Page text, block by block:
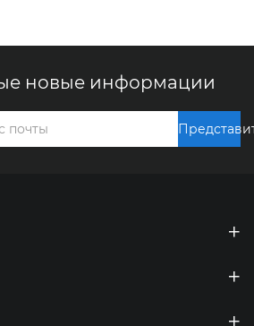
новые информации